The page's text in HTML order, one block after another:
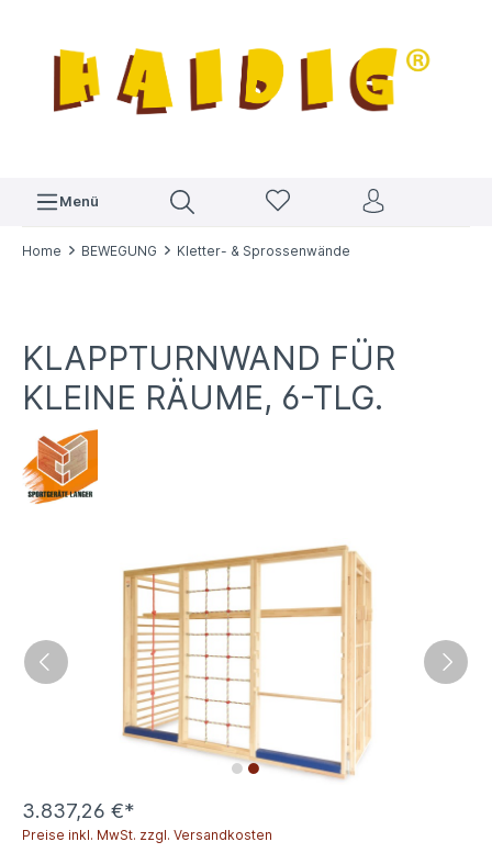
Menü
Home BEWEGUNG Kletter- & Sprossenwände
KLAPPTURNWAND FÜR
KLEINE RÄUME, 6-TLG.
3.837,26 €*
Preise inkl. MwSt. zzgl. Versandkosten